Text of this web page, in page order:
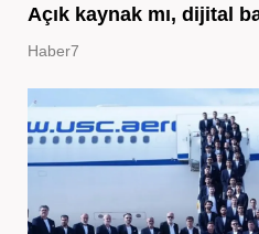
Açık kaynak mı, dijital
Haber7